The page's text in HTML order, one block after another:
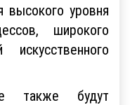
высокого уровня
широкого
искусственного
также будут